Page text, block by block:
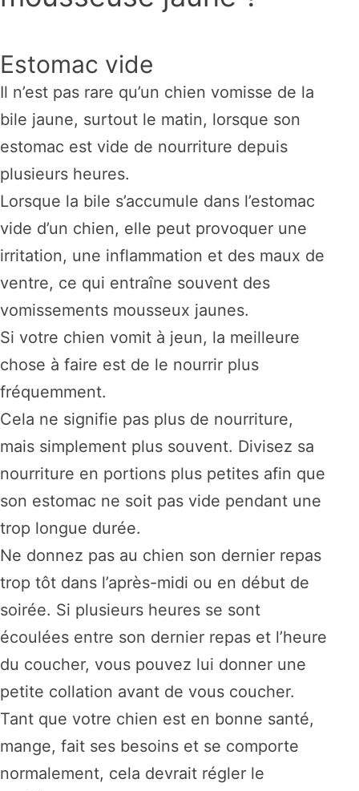
Estomac vide
Il n’est pas rare qu’un chien vomisse de la
bile jaune, surtout le matin, lorsque son
estomac est vide de nourriture depuis
plusieurs heures.
Lorsque la bile s’accumule dans l’estomac
vide d’un chien, elle peut provoquer une
irritation, une inflammation et des maux de
ventre, ce qui entraîne souvent des
vomissements mousseux jaunes.
Si votre chien vomit à jeun, la meilleure
chose à faire est de le nourrir plus
fréquemment.
Cela ne signifie pas plus de nourriture,
mais simplement plus souvent. Divisez sa
nourriture en portions plus petites afin que
son estomac ne soit pas vide pendant une
trop longue durée.
Ne donnez pas au chien son dernier repas
trop tôt dans l’après-midi ou en début de
soirée. Si plusieurs heures se sont
écoulées entre son dernier repas et l’heure
du coucher, vous pouvez lui donner une
petite collation avant de vous coucher.
Tant que votre chien est en bonne santé,
mange, fait ses besoins et se comporte
normalement, cela devrait régler le